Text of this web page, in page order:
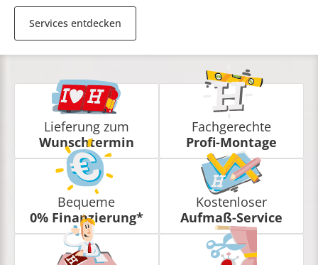
Services entdecken
Lieferung zum
Wunschtermin
Fachgerechte
Profi-Montage
Bequeme
0% Finanzierung*
Kostenloser
Aufmaß-Service